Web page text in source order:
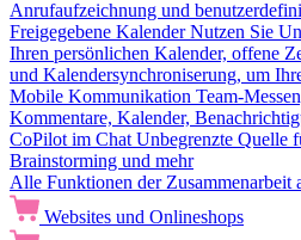
Anrufaufzeichnung und
Freigegebene Kalender Nutzen Sie
Ihren persönlichen Kalender, offene
und Kalendersynchroniserung, um
Mobile Kommunikation Team-
Kommentare, Kalender,
CoPilot im Chat Unbegrenzte Quelle
Brainstorming und mehr
Alle Funktionen der Zusammenarbeit
Websites und Onlineshops